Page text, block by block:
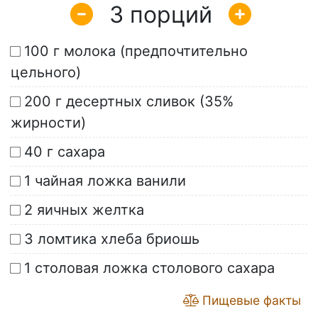
3
100 г молока (предпочтительно
цельного)
200 г десертных сливок (35%
жирности)
40 г сахара
1 чайная ложка ванили
2 яичных желтка
3 ломтика хлеба бриошь
1 столовая ложка столового сахара
Пищевые факты